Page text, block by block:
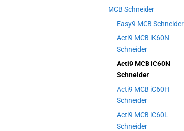
MCB Schneider
Easy9 MCB Schneider
Acti9 MCB iK60N
Schneider
Acti9 MCB iC60N
Schneider
Acti9 MCB iC60H
Schneider
Acti9 MCB iC60L
Schneider